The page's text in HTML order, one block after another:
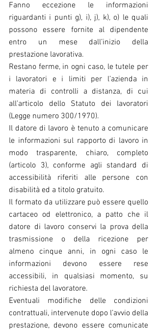
Fanno eccezione le informazioni
riguardanti i punti g), i), j), k), o) le quali
possono essere fornite al dipendente
entro un mese dall’inizio della
prestazione lavorativa.
Restano ferme, in ogni caso, le tutele per
i lavoratori e i limiti per l’azienda in
materia di controlli a distanza, di cui
all’articolo dello Statuto dei lavoratori
(Legge numero 300/1970).
Il datore di lavoro è tenuto a comunicare
le informazioni sul rapporto di lavoro in
modo trasparente, chiaro, completo
(articolo 3), conforme agli standard di
accessibilità riferiti alle persone con
disabilità ed a titolo gratuito.
Il formato da utilizzare può essere quello
cartaceo od elettronico, a patto che il
datore di lavoro conservi la prova della
trasmissione o della ricezione per
almeno cinque anni, in ogni caso le
informazioni devono essere rese
accessibili, in qualsiasi momento, su
richiesta del lavoratore.
Eventuali modifiche delle condizioni
contrattuali, intervenute dopo l’avvio della
prestazione, devono essere comunicate